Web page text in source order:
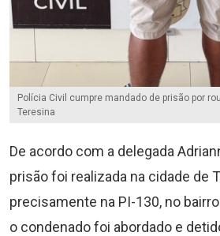
Polícia Civil cumpre mandado de prisão por
Teresina
De acordo com a delegada
prisão foi realizada na cidade de
precisamente na PI-130, no
o condenado foi abordado e